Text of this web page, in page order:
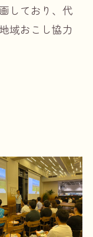
しており、代
域おこし協力